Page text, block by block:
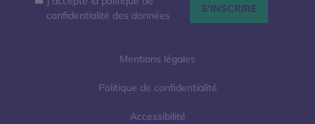
Mentions légales
Politique de confidentialité
Accessibilité
confidentialité des données *